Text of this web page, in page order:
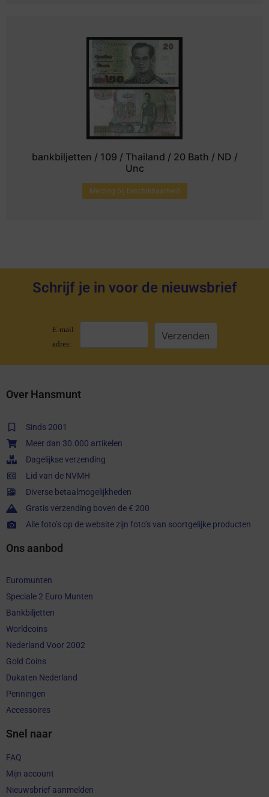
bankbiljetten / 109 / Thailand / 20 Bath / ND /
Unc
Melding bij beschikbaarheid
Schrijf je in voor de nieuwsbrief
E-mail
adres:
Over Hansmunt
Sinds 2001
Meer dan 30.000 artikelen
Dagelijkse verzending
Lid van de NVMH
Diverse betaalmogelijkheden
Gratis verzending boven de € 200
Alle foto’s op de website zijn foto’s van soortgelijke producten
Ons aanbod
Euromunten
Speciale 2 Euro Munten
Bankbiljetten
Worldcoins
Nederland Voor 2002
Gold Coins
Dukaten Nederland
Penningen
Accessoires
Snel naar
FAQ
Mijn account
Nieuwsbrief aanmelden